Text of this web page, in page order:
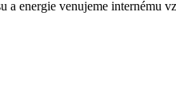
energie venujeme internému